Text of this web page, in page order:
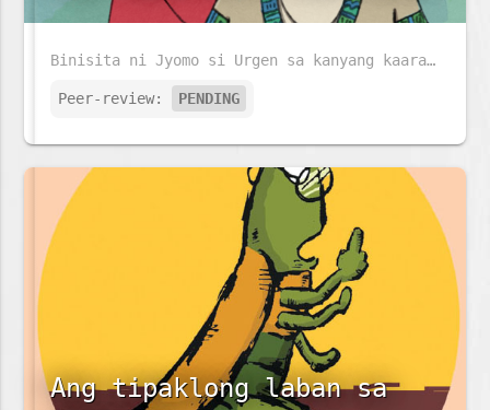
Binisita ni Jyomo si Urgen sa kanyang kaarawan. Siya ay nabighani sa bagay na nasa dingding. Malalaman kaya niya kung anu ito?
Peer-review: PENDING
Ang tipaklong laban sa